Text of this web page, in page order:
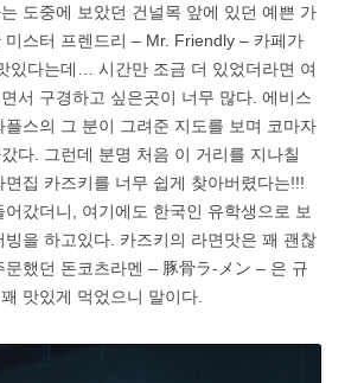
도중에 보았던 건널목 앞에 있던 예쁜 가
미스터 프렌드리 – Mr. Friendly – 카페가
있다는데… 시간만 조금 더 있었더라면 여
서 구경하고 싶은곳이 너무 많다. 에비스
플스의 그 분이 그려준 지도를 보며 코마자
다. 그런데 분명 처음 이 거리를 지나칠
집 카즈키를 너무 쉽게 찾아버렸다는!!!
갔더니, 여기에도 한국인 유학생으로 보
빙을 하고있다. 카즈키의 라면맛은 꽤 괜찮
했던 돈코츠라멘 – 豚骨ラ-メン – 은 규
맛있게 먹었으니 말이다.